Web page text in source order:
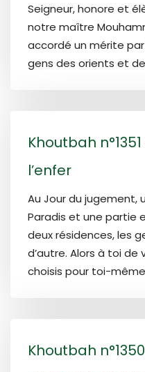
Seigneur, honore et
notre maître
accordé un mérite
gens des orients et
Khoutbah
l’enfer
Au Jour du jugement,
Paradis et une partie
deux résidences, les
d’autre. Alors à toi de
choisis pour toi-même
Khoutbah